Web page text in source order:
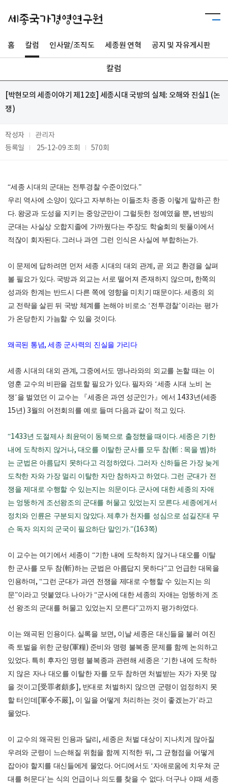
홈 칼럼 인사말/조직도 세종원 연혁 공지 및 자유게시판
칼럼
[박현모의 세종이야기 제12호] 세종시대 국방의 실체: 오해와 진실1 (논
쟁)
작성자
관리자
등록일
25-12-09조회 570회
“세종 시대의 군대는 전투경찰 수준이었다.”
우리 역사에 소양이 있다고 자부하는 이들조차 종종 이렇게 말하곤 한
다. 왕궁과 도성을 지키는 중앙군만이 그럴듯한 정예였을 뿐, 변방의
군대는 사실상 오합지졸에 가까웠다는 주장도 학술회의 뒷풀이에서
적잖이 회자된다. 그러나 과연 그런 인식은 사실에 부합하는가.
이 문제에 답하려면 먼저 세종 시대의 대외 관계, 곧 외교 환경을 살펴
볼 필요가 있다. 국방과 외교는 서로 떨어져 존재하지 않으며 , 한쪽의
성과와 한계는 반드시 다른 쪽에 영향을 미치기 때문이다. 세종의 외
교 전략을 살핀 뒤 국방 체계를 논해야 비로소 ‘전투경찰’이라는 평가
가 온당한지 가늠할 수 있을 것이다.
왜곡된 통념,세종 군사력의 진실을 가리다
세종 시대의 대외 관계, 그중에서도 명나라와의 외교를 논할 때는 이
영훈 교수의 비판을 검토할 필요가 있다. 필자와 ‘세종 시대 노비 논
쟁 ’을 벌였던 이 교수는 『세종은 과연 성군인가』 에서 1433년 (세종
15년 ) 3월의 어전회의를 예로 들며 다음과 같이 적고 있다.
“1433년 도절제사 최윤덕이 동북으로 출정했을 때이다. 세종은 기한
내에 도착하지 않거나, 대오를 이탈한 군사를 모두 참(斬 : 목을 벰 )하
는 군법은 아름답지 못하다고 걱정하였다. 그러자 신하들은 가장 늦게
도착한 자와 가장 멀리 이탈한 자만 참하자고 하였다. 그런 군대가 전
쟁을 제대로 수행할 수 있는지는 의문이다. 군사에 대한 세종의 자애
는 엉뚱하게 조선왕조의 군대를 허물고 있었는지 모른다.세종에게서
정치와 인륜은 구분되지 않았다.제후가 천자를 성심으로 섬길진대 무
슨 독자 의지의 군국이 필요하단 말인가.”(163쪽)
이 교수는 여기에서 세종이 “기한 내에 도착하지 않거나 대오를 이탈
한 군사를 모두 참(斬)하는 군법은 아름답지 못하다”고 언급한 대목을
인용하며 , “그런 군대가 과연 전쟁을 제대로 수행할 수 있는지는 의
문”이라고 덧붙였다. 나아가“군사에 대한 세종의 자애는 엉뚱하게 조
선 왕조의 군대를 허물고 있었는지 모른다”고까지 평가하였다.
이는 왜곡된 인용이다. 실록을 보면, 이날 세종은 대신들을 불러 여진
족 토벌을 위한 군량(軍糧) 준비와 명령 불복종 문제를 함께 논의하고
있었다. 특히 후자인 명령 불복종과 관련해 세종은 ‘기한 내에 도착하
지 않은 자나 대오를 이탈한 자를 모두 참하면 처벌받는 자가 자못 많
을 것이고 受罪者頗多 ], 반대로 처벌하지 않으면 군령이 엄정하지 못
할 터인데
軍令不嚴 ], 이 일을 어떻게 처리하는 것이 좋겠는가’라고
물었다.
이 교수의 왜곡된 인용과 달리,세종은 처벌 대상이 지나치게 많아질
우려와 군령이 느슨해질 위험을 함께 지적한 뒤 , 그 균형점을 어떻게
잡아야 할지를 대신들에게 물었다. 어디에서도 ‘자애로움에 치우쳐 군
대를 허문다’는 식의 언급이나 의도를 찾을 수 없다. 더구나 이때 세종